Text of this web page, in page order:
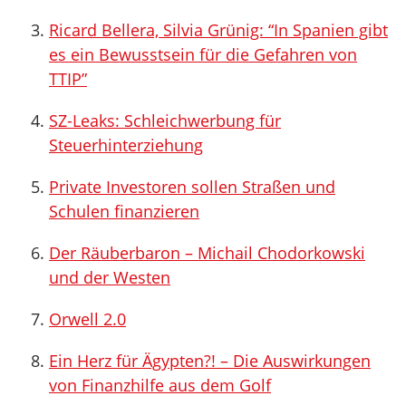
Ricard Bellera, Silvia Grünig: “In Spanien gibt
es ein Bewusstsein für die Gefahren von
TTIP”
SZ-Leaks: Schleichwerbung für
Steuerhinterziehung
Private Investoren sollen Straßen und
Schulen finanzieren
Der Räuberbaron – Michail Chodorkowski
und der Westen
Orwell 2.0
Ein Herz für Ägypten?! – Die Auswirkungen
von Finanzhilfe aus dem Golf